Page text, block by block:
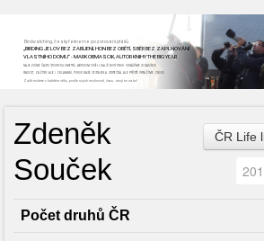
Birdwatching, česky řekneme pozorování ptáků
„BIRDING JE LOV BEZ ZABÍJENÍ, HON BEZ OBĚTÍ, SBĚR BEZ ZAPLŇOVÁNÍ
VLASTNÍHO DOMU“ - MARK OBMASCIK, AUTOR KNIHY THE BIG YEAR
NAJEZDÍME ČASTO STOVKY KILOMETRŮ, ABYCHOM VIDĚLI DALŠÍ NOVÝ DRUH. ODNÁŠÍME SI NADŠENÍ,
RADOST, ZÁŽITKY, ALE I ZKLAMÁNÍ, POKUD NAŠE CESTA BYLA ZBYTEČNÁ, ALE PŘÍŠTĚ VYRÁŽÍME ZNOVU
Začít můžete v každém věku, podle svých možností, času...stojí to za to!
ČR Life
Zdeněk
Souček
Počet druhů ČR